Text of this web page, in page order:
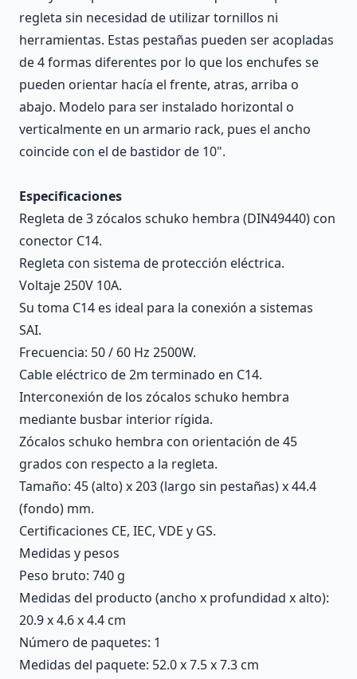
regleta sin necesidad de utilizar tornillos ni
herramientas. Estas pestañas pueden ser acopladas
de 4 formas diferentes por lo que los enchufes se
pueden orientar hacía el frente, atras, arriba o
abajo. Modelo para ser instalado horizontal o
verticalmente en un armario rack, pues el ancho
coincide con el de bastidor de 10".
Especificaciones
Regleta de 3 zócalos schuko hembra (DIN49440) con
conector C14.
Regleta con sistema de protección eléctrica.
Voltaje 250V 10A.
Su toma C14 es ideal para la conexión a sistemas
SAI.
Frecuencia: 50 / 60 Hz 2500W.
Cable eléctrico de 2m terminado en C14.
Interconexión de los zócalos schuko hembra
mediante busbar interior rígida.
Zócalos schuko hembra con orientación de 45
grados con respecto a la regleta.
Tamaño: 45 (alto) x 203 (largo sin pestañas) x 44.4
(fondo) mm.
Certificaciones CE, IEC, VDE y GS.
Medidas y pesos
Peso bruto: 740 g
Medidas del producto (ancho x profundidad x alto):
20.9 x 4.6 x 4.4 cm
Número de paquetes: 1
Medidas del paquete: 52.0 x 7.5 x 7.3 cm